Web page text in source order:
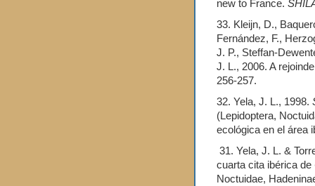
new to France.
33. Kleijn, D.,
Fernández, F.,
J. P., Steffan-
J. L., 2006. A
256-257.
32. Yela, J. L., 1998.
(Lepidoptera,
ecológica en el área
31. Yela, J. L. &
cuarta cita ibérica de
Noctuidae,